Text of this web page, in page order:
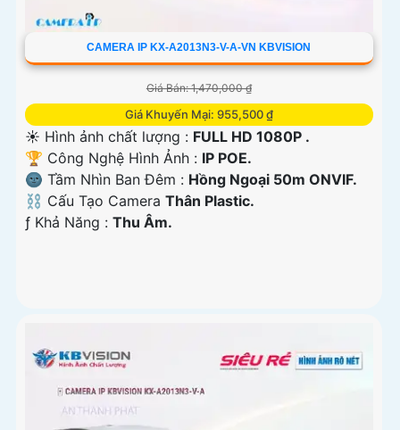
CAMERA IP KX-A2013N3-V-A-VN KBVISION
Giá Bán: 1,470,000 ₫
Giá Khuyến Mại: 955,500 ₫
☀️ Hình ảnh chất lượng : FULL HD 1080P .
🏆 Công Nghệ Hình Ảnh : IP POE.
🌚 Tầm Nhìn Ban Đêm : Hồng Ngoại 50m ONVIF.
⛓ Cấu Tạo Camera Thân Plastic.
️ƒ Khả Năng : Thu Âm.